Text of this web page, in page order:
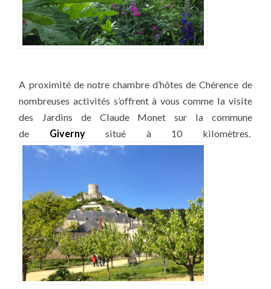
A proximité de notre chambre d’hôtes de Chérence de
nombreuses activités s’offrent à vous comme la visite
des Jardins de Claude Monet sur la commune
de Givernysitué à 10 kilomètres.